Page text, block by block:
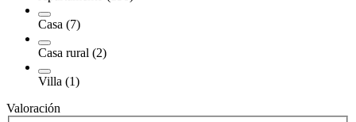
Casa (7)
Casa rural (2)
Villa (1)
Valoración